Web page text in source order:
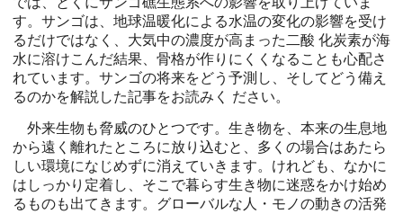
す。サンゴは、地球温暖化による水温の変化の影響を受け
るだけではなく、大気中の濃度が高まった二酸 化炭素が海
水に溶けこんだ結果、骨格が作りにくくなることも心配さ
れています。サンゴの将来をどう予測し、そしてどう備え
るのかを解説した記事をお読みく ださい。
外来生物も脅威のひとつです。生き物を、本来の生息地
から遠く離れたところに放り込むと、多くの場合はあたら
しい環境になじめずに消えていきます。けれども、なかに
はしっかり定着し、そこで暮らす生き物に迷惑をかけ始め
るものも出てきます。グローバルな人・モノの動きの活発